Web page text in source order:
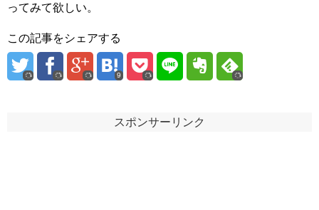
ってみて欲しい。
この記事をシェアする
9
スポンサーリンク